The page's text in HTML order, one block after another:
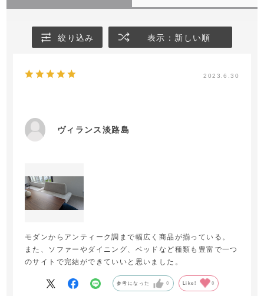
絞り込み 表示：新しい順
2023.6.30
ヴィランス淡路島
モダンからアンティーク調まで幅広く商品が揃っている。
また、ソファーやダイニング、ベッドなど種類も豊富で一つ
のサイトで完結ができていいと思いました。
参考になった 0 Like! 0